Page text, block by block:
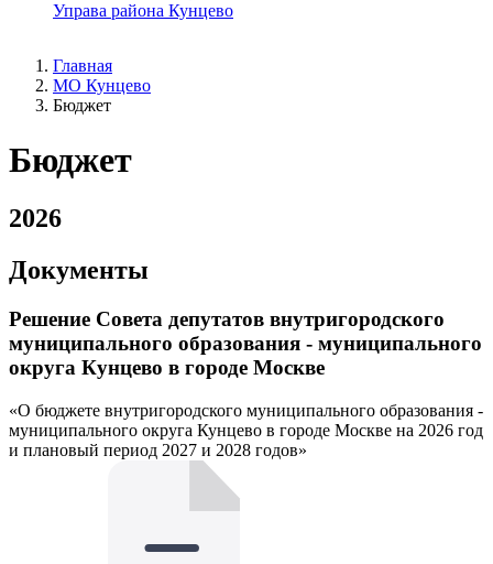
Управа района Кунцево
Главная
МО Кунцево
Бюджет
Бюджет
2026
Документы
Решение Совета депутатов внутригородского
муниципального образования - муниципального
округа Кунцево в городе Москве
«О бюджете внутригородского муниципального образования -
муниципального округа Кунцево в городе Москве на 2026 год
и плановый период 2027 и 2028 годов»